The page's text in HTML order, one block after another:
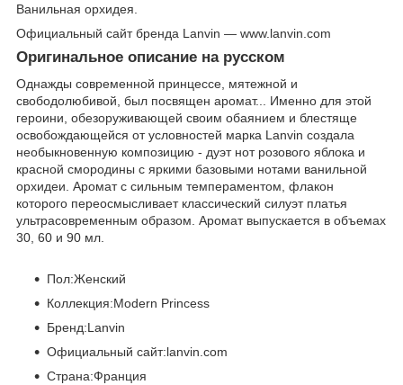
Ванильная орхидея.
Официальный сайт бренда Lanvin — www.lanvin.com
Оригинальное описание на русском
Однажды современной принцессе, мятежной и
свободолюбивой, был посвящен аромат... Именно для этой
героини, обезоруживающей своим обаянием и блестяще
освобождающейся от условностей марка Lanvin создала
необыкновенную композицию - дуэт нот розового яблока и
красной смородины с яркими базовыми нотами ванильной
орхидеи. Аромат с сильным темпераментом, флакон
которого переосмысливает классический силуэт платья
ультрасовременным образом. Аромат выпускается в объемах
30, 60 и 90 мл.
Пол:Женский
Коллекция:Modern Princess
Бренд:Lanvin
Официальный сайт:lanvin.com
Страна:Франция